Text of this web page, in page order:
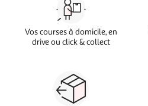
Vos courses à domicile, en
drive ou click & collect